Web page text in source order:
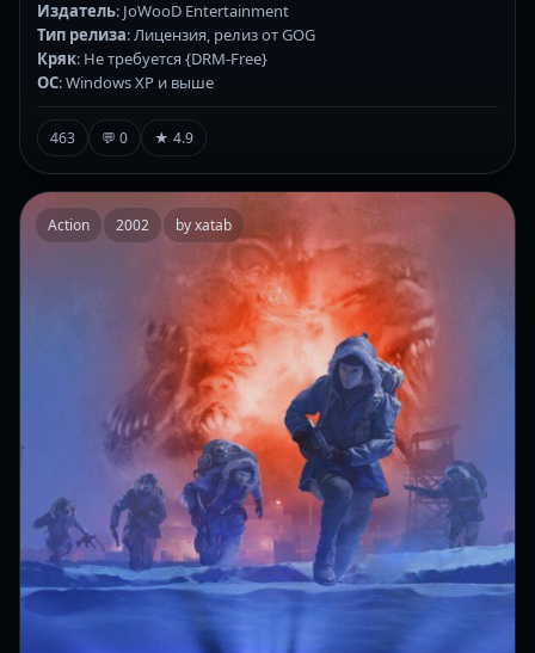
Издатель: JoWooD Entertainment
Тип релиза: Лицензия, релиз от GOG
Кряк: Не требуется {DRM-Free}
ОС: Windows XP и выше
463 💬 0 ★ 4.9
Action 2002 by xatab